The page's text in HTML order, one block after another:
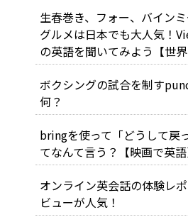
生春巻き、フォー、バイン
グルメは日本でも大人気！
の英語を聞いてみよう【世界
ボクシングの試合を制す
何？
bringを使って「どうして戻
てなんて言う？【映画で英語
オンライン英会話の体験レ
ビューが人気！